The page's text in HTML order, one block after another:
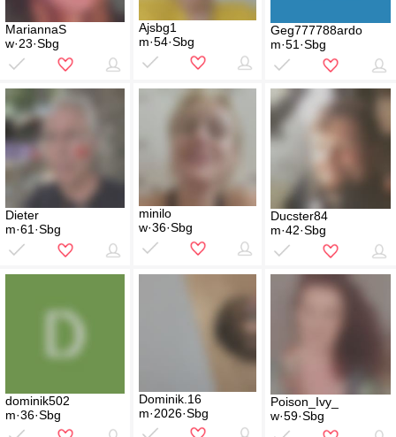
MariannaS
w·23·Sbg
Ajsbg1
m·54·Sbg
Geg777788ardo
m·51·Sbg
Dieter
m·61·Sbg
minilo
w·36·Sbg
Ducster84
m·42·Sbg
dominik502
m·36·Sbg
Dominik.16
m·2026·Sbg
Poison_Ivy_
w·59·Sbg